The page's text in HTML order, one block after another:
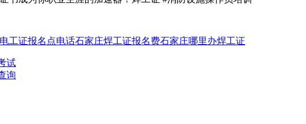
工证报名点电话石家庄焊工证报名费石家庄哪里办焊工证
试
询